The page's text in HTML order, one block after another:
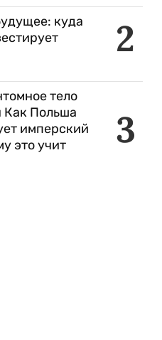
2
куда
3
тело
Как Польша
имперский
это учит